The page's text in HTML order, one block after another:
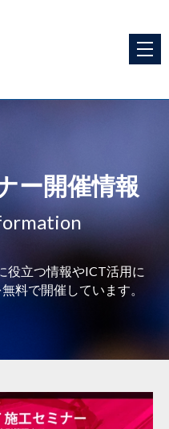
ー開催情報
役立つ情報やICT活用に
料で開催しています。